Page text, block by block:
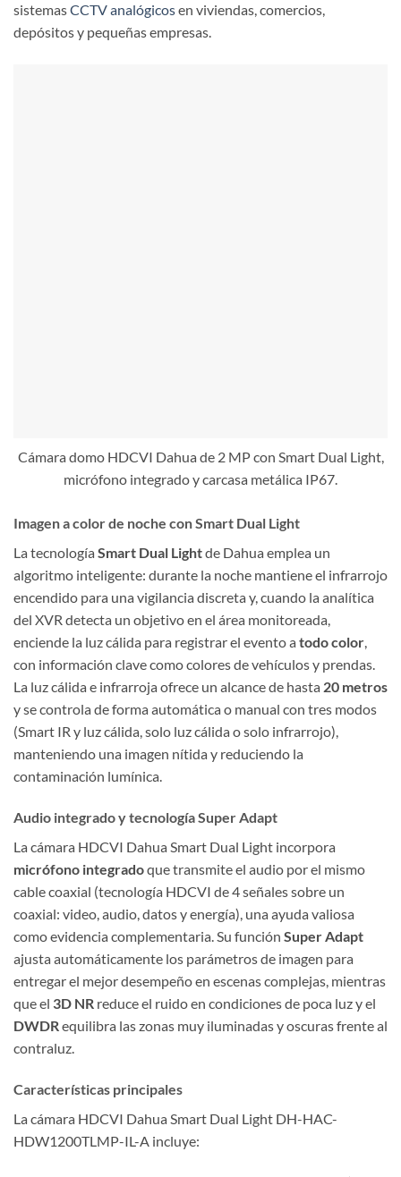
sistemasCCTV analógicosen viviendas, comercios,
depósitos y pequeñas empresas.
Cámara domo HDCVI Dahua de 2 MP con Smart Dual Light,
micrófono integrado y carcasa metálica IP67.
Imagen a color de noche con Smart Dual Light
La tecnología Smart Dual Lightde Dahua emplea un
algoritmo inteligente: durante la noche mantiene el infrarrojo
encendido para una vigilancia discreta y, cuando la analítica
del XVR detecta un objetivo en el área monitoreada,
enciende la luz cálida para registrar el evento a todo color,
con información clave como colores de vehículos y prendas.
La luz cálida e infrarroja ofrece un alcance de hasta 20 metros
y se controla de forma automática o manual con tres modos
(Smart IR y luz cálida, solo luz cálida o solo infrarrojo),
manteniendo una imagen nítida y reduciendo la
contaminación lumínica.
Audio integrado y tecnología Super Adapt
La cámara HDCVI Dahua Smart Dual Light incorpora
micrófono integradoque transmite el audio por el mismo
cable coaxial (tecnología HDCVI de 4 señales sobre un
coaxial: video, audio, datos y energía), una ayuda valiosa
como evidencia complementaria. Su función Super Adapt
ajusta automáticamente los parámetros de imagen para
entregar el mejor desempeño en escenas complejas, mientras
que el 3D NR reduce el ruido en condiciones de poca luz y el
DWDRequilibra las zonas muy iluminadas y oscuras frente al
contraluz.
Características principales
La cámara HDCVI Dahua Smart Dual Light DH-HAC-
HDW1200TLMP-IL-A incluye: